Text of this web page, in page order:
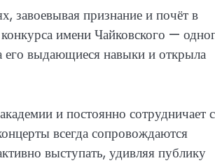
завоевывая признание и почёт в
имени Чайковского —
его выдающиеся навыки и открыла
и постоянно сотрудничает с
всегда сопровождаются
выступать, удивляя публику